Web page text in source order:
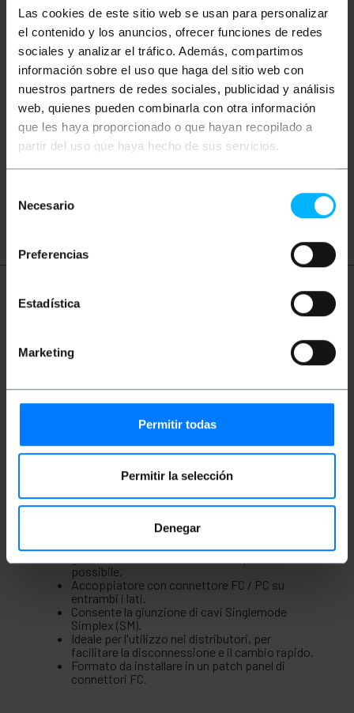
Las cookies de este sitio web se usan para personalizar
el contenido y los anuncios, ofrecer funciones de redes
sociales y analizar el tráfico. Además, compartimos
información sobre el uso que haga del sitio web con
nuestros partners de redes sociales, publicidad y análisis
web, quienes pueden combinarla con otra información
que les haya proporcionado o que hayan recopilado a
partir del uso que haya hecho de sus servicios.
Necesario
Preferencias
Estadística
Marketing
Permitir todas
Permitir la selección
Denegar
argomenti potrebbero aiutarti
Ethernet LAN patch
gigabit
Fibra ottica Rastrelliera 19"
Pannello patch armadio cabinet
rack rete
Ulteriori informazioni
Descrizione
giunzione dei cavi. Piccole scatole che ricevono un
l'accoppiamento ottico, con la minima perdita
cambio rapido dei distributori. Perfetto per
di misurazione.
possibile.
Accoppiatore con connettore FC / PC su
entrambi i lati.
Consente la giunzione di cavi Singlemode
Simplex (SM).
Ideale per l'utilizzo nei distributori, per
facilitare la disconnessione e il cambio rapido.
Formato da installare in un patch panel di
connettori FC.